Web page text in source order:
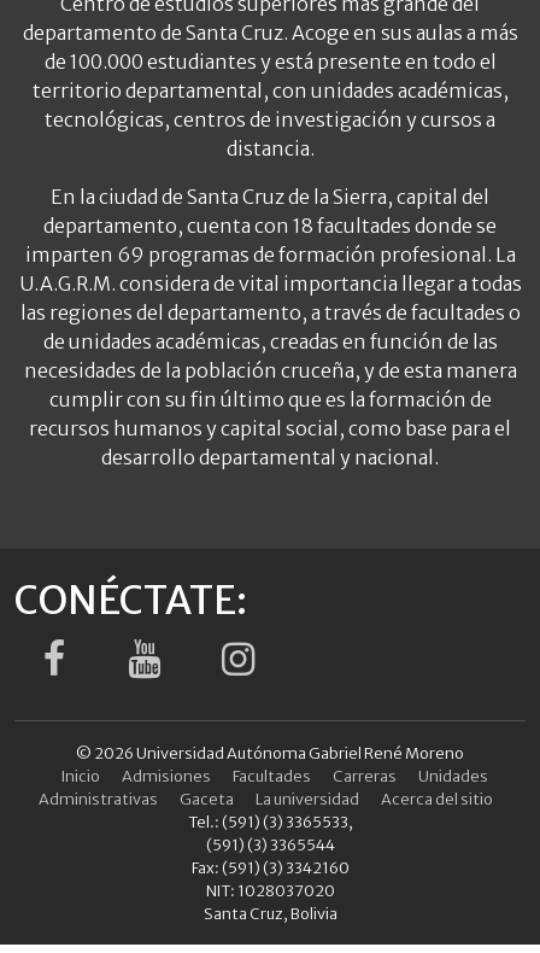
departamento de Santa Cruz. Acoge en sus aulas a más
de 100.000 estudiantes y está presente en todo el
territorio departamental, con unidades académicas,
tecnológicas, centros de investigación y cursos a
distancia.
En la ciudad de Santa Cruz de la Sierra, capital del
departamento, cuenta con 18 facultades donde se
imparten 69 programas de formación profesional. La
U.A.G.R.M. considera de vital importancia llegar a todas
las regiones del departamento, a través de facultades o
de unidades académicas, creadas en función de las
necesidades de la población cruceña, y de esta manera
cumplir con su fin último que es la formación de
recursos humanos y capital social, como base para el
desarrollo departamental y nacional.
CONÉCTATE:
© 2026 Universidad Autónoma Gabriel René Moreno
Inicio
Admisiones Facultades Carreras
Unidades
Administrativas
Gaceta La universidad
Acerca del sitio
Tel.: (591) (3) 3365533,
(591) (3) 3365544
Fax: (591) (3) 3342160
NIT: 1028037020
Santa Cruz, Bolivia